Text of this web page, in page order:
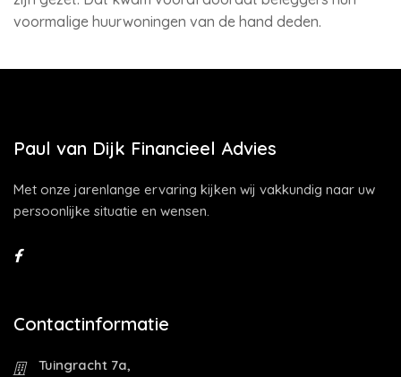
voormalige huurwoningen van de hand deden.
Paul van Dijk Financieel Advies
Met onze jarenlange ervaring kijken wij vakkundig naar uw
persoonlijke situatie en wensen.
Contactinformatie
Tuingracht 7a,